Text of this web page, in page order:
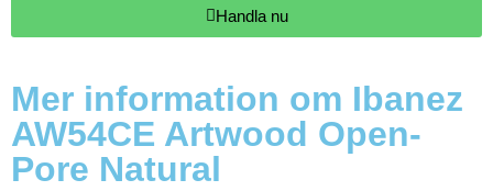
Handla nu
Mer information om Ibanez
AW54CE Artwood Open-
Pore Natural